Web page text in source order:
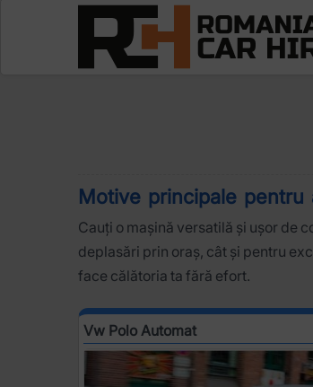
Motive principale
Cauți o mașină versatilă și ușor de
deplasări prin oraș, cât și pentru
face călătoria ta fără efort.
Vw Polo Automat